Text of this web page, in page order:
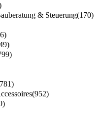
& Steuerung(170)
(952)